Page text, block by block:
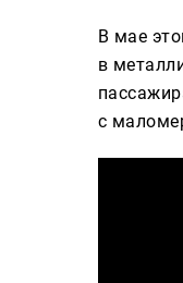
В мае
в
с